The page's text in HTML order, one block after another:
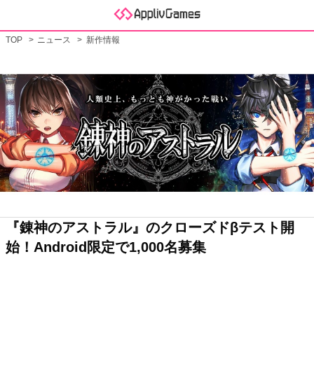
TOP ニュース 新作情報
『錬神のアストラル』のクローズドβテスト開
始！Android限定で1,000名募集